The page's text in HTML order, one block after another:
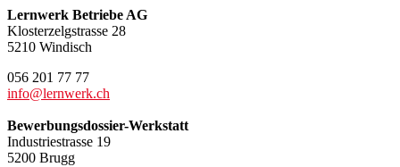
Lernwerk Betriebe AG
Klosterzelgstrasse 28
5210 Windisch
056 201 77 77
info@lernwerk.ch
Bewerbungsdossier-Werkstatt
Industriestrasse 19
5200 Brugg